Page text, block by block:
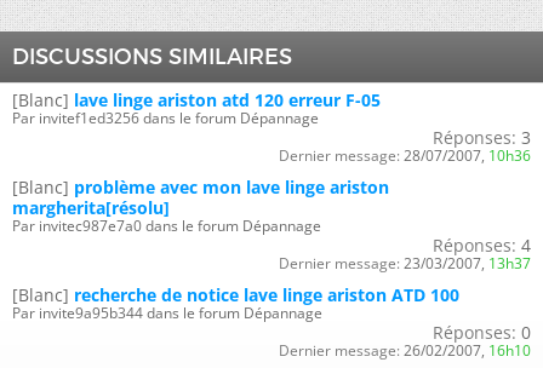
DISCUSSIONS SIMILAIRES
[Blanc] lave linge ariston atd 120 erreur F-05
Par invitef1ed3256 dans le forum Dépannage
Réponses: 3
Dernier message: 28/07/2007, 10h36
[Blanc] problème avec mon lave linge ariston
margherita[résolu]
Par invitec987e7a0 dans le forum Dépannage
Réponses: 4
Dernier message: 23/03/2007, 13h37
[Blanc] recherche de notice lave linge ariston ATD 100
Par invite9a95b344 dans le forum Dépannage
Réponses: 0
Dernier message: 26/02/2007, 16h10